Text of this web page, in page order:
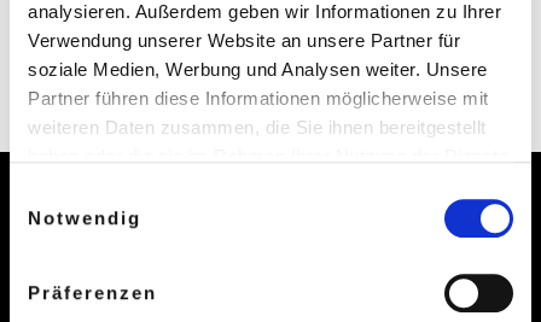
analysieren. Außerdem geben wir Informationen zu Ihrer
Verwendung unserer Website an unsere Partner für
soziale Medien, Werbung und Analysen weiter. Unsere
Partner führen diese Informationen möglicherweise mit
weiteren Daten zusammen, die Sie ihnen bereitgestellt
Weitere Informationen in unseren
Notwendig
Präferenzen
YouTube: https://youtu.be/P9veeVLCKik
Bild: Leonie Sens